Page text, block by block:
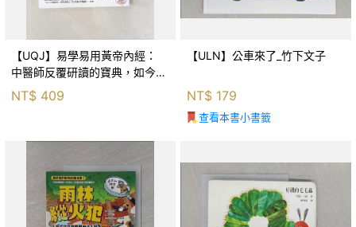
【UQJ】易學易用黃帝內經：
中醫師反覆研讀的寶典，如今一
般人也能實踐。12條經絡、365
個穴位白話詳解，經之所過，病
NT$ 409
【ULN】公車來了_竹下文子
NT$ 179
查看本書小書籤